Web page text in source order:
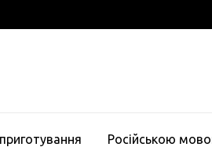
Російською